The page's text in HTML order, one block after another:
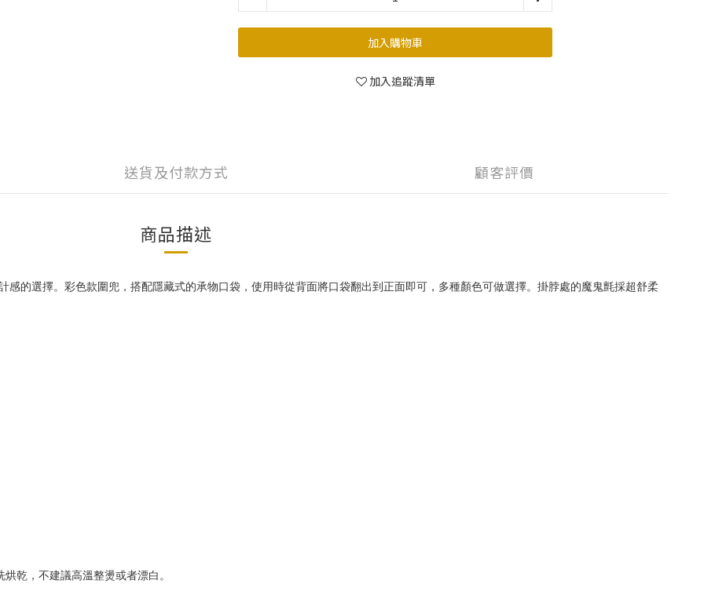
加入購物車
加入追蹤清單
送貨及付款方式 顧客評價
商品描述
的選擇。彩色款圍兜，搭配隱藏式的承物口袋，使用時從背面將口袋翻出到正面即可，多種顏色可做選擇。掛脖處的魔鬼氈採超舒柔
乾，不建議高溫整燙或者漂白。